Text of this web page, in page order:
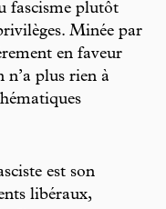
fascisme plutôt
Minée par
en faveur
n’a plus rien à
est son
libéraux,